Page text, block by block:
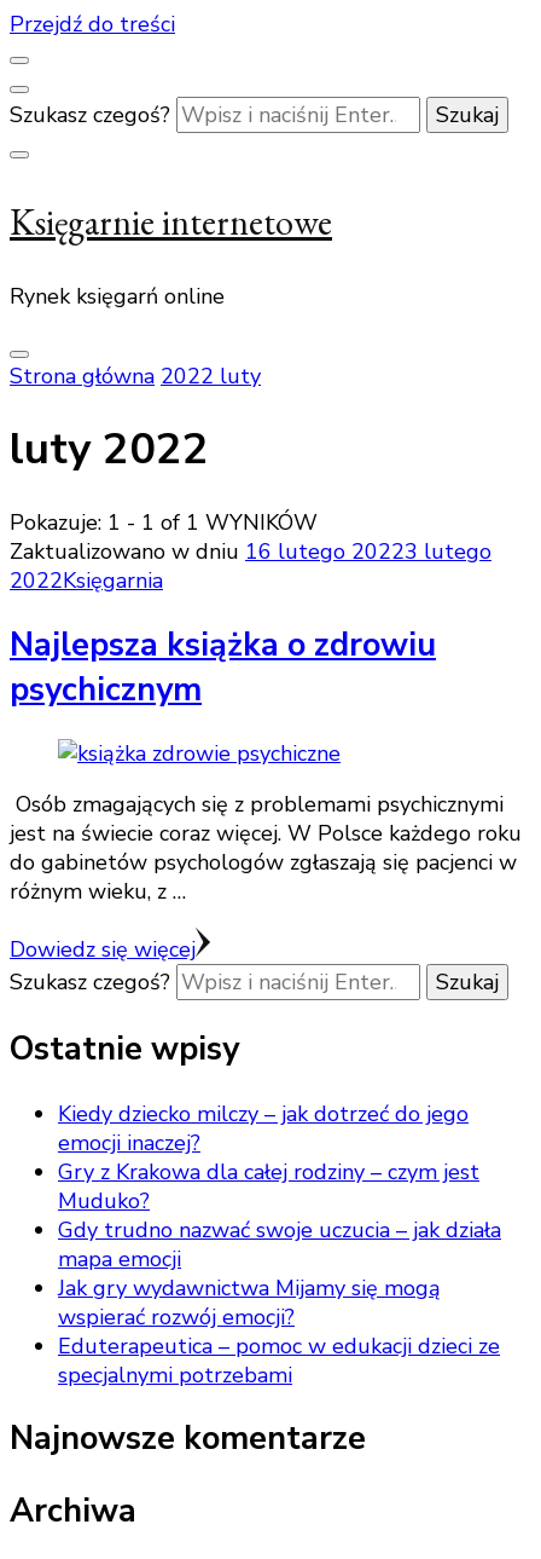
Przejdź do treści
Szukasz czegoś?
Księgarnie internetowe
Rynek księgarń online
Strona główna 2022 luty
luty 2022
Pokazuje: 1 - 1 of 1 WYNIKÓW
Zaktualizowano w dniu 16 lutego 20223 lutego
2022Księgarnia
Najlepsza książka o zdrowiu
psychicznym
Osób zmagających się z problemami psychicznymi
jest na świecie coraz więcej. W Polsce każdego roku
do gabinetów psychologów zgłaszają się pacjenci w
różnym wieku, z …
Dowiedz się więcej
Szukasz czegoś?
Ostatnie wpisy
Kiedy dziecko milczy – jak dotrzeć do jego
emocji inaczej?
Gry z Krakowa dla całej rodziny – czym jest
Muduko?
Gdy trudno nazwać swoje uczucia – jak działa
mapa emocji
Jak gry wydawnictwa Mijamy się mogą
wspierać rozwój emocji?
Eduterapeutica – pomoc w edukacji dzieci ze
specjalnymi potrzebami
Najnowsze komentarze
Archiwa